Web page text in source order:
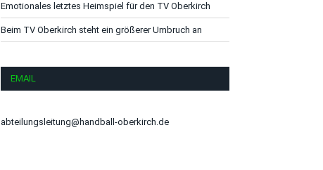
Emotionales letztes Heimspiel für den TV Oberkirch
Beim TV Oberkirch steht ein größerer Umbruch an
EMAIL
abteilungsleitung@handball-oberkirch.de